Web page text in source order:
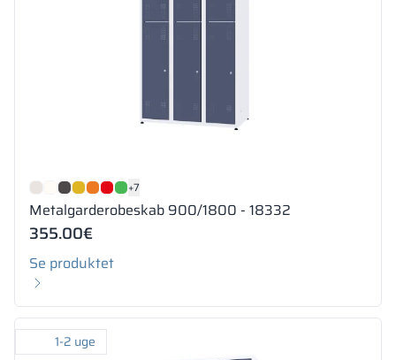
+7
Metalgarderobeskab 900/1800 - 18332
355.00€
Se produktet
1-2 uge